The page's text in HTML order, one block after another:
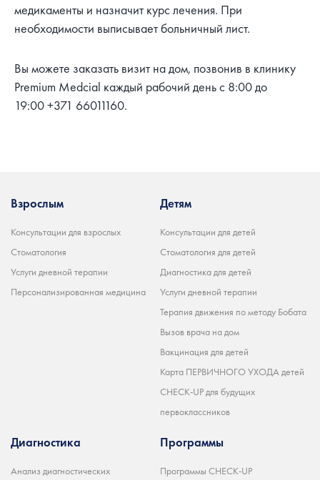
медикаменты и назначит курс лечения. При
необходимости выписывает больничный лист.
Вы можете заказать визит на дом, позвонив в клинику
Premium Medcial каждый рабочий день с 8:00 до
19:00 +371 66011160.
Взрослым
Консультации для взрослых
Стоматология
Услуги дневной терапии
Персонализированная медицина
Детям
Консультации для детей
Стоматология для детей
Диагностика для детей
Услуги дневной терапии
Терапия движения по методу Бобата
Вызов врача на дом
Вакцинация для детей
Карта ПЕРВИЧНОГО УХОДА детей
CHECK-UP для будущих
первоклассников
Диагностика
Анализ диагностических
Программы
Программы CHECK-UP